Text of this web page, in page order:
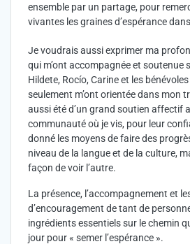
ensemble par un partage, pour
vivantes les graines d’espérance
Je voudrais aussi exprimer ma
qui m’ont accompagnée et soutenue
Hildete, Rocío, Carine et les
seulement m’ont orientée dans mon
aussi été d’un grand soutien affectif
communauté où je vis, pour leur
donné les moyens de faire des
niveau de la langue et de la culture,
façon de voir l’autre.
La présence, l’accompagnement et
d’encouragement de tant de
ingrédients essentiels sur le chemin
jour pour « semer l’espérance ».